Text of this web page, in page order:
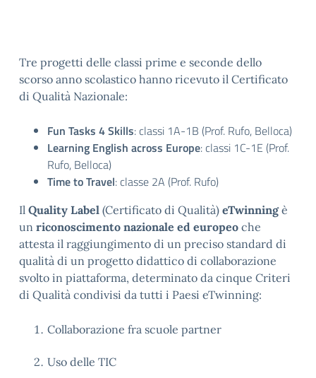
Tre progetti delle classi prime e seconde dello
scorso anno scolastico hanno ricevuto il Certificato
di Qualità Nazionale:
Fun Tasks 4 Skills: classi 1A-1B (Prof. Rufo, Belloca)
Learning English across Europe: classi 1C-1E (Prof.
Rufo, Belloca)
Time to Travel: classe 2A (Prof. Rufo)
Il Quality Label (Certificato di Qualità) eTwinningè
un riconoscimento nazionale ed europeo che
attesta il raggiungimento di un preciso standard di
qualità di un progetto didattico di collaborazione
svolto in piattaforma, determinato da cinque Criteri
di Qualità condivisi da tutti i Paesi eTwinning:
Collaborazione fra scuole partner
Uso delle TIC